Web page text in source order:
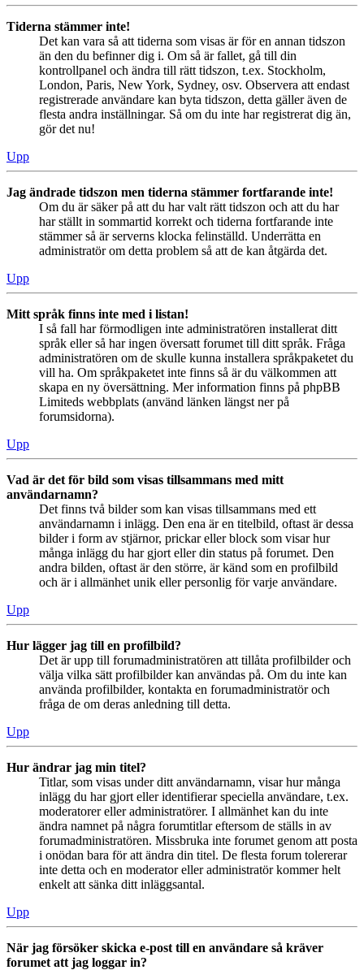
Tiderna stämmer inte!
Det kan vara så att tiderna som visas är för en annan tidszon
än den du befinner dig i. Om så är fallet, gå till din
kontrollpanel och ändra till rätt tidszon, t.ex. Stockholm,
London, Paris, New York, Sydney, osv. Observera att endast
registrerade användare kan byta tidszon, detta gäller även de
flesta andra inställningar. Så om du inte har registrerat dig än,
gör det nu!
Upp
Jag ändrade tidszon men tiderna stämmer fortfarande inte!
Om du är säker på att du har valt rätt tidszon och att du har
har ställt in sommartid korrekt och tiderna fortfarande inte
stämmer så är serverns klocka felinställd. Underrätta en
administratör om detta problem så att de kan åtgärda det.
Upp
Mitt språk finns inte med i listan!
I så fall har förmodligen inte administratören installerat ditt
språk eller så har ingen översatt forumet till ditt språk. Fråga
administratören om de skulle kunna installera språkpaketet du
vill ha. Om språkpaketet inte finns så är du välkommen att
skapa en ny översättning. Mer information finns på phpBB
Limiteds webbplats (använd länken längst ner på
forumsidorna).
Upp
Vad är det för bild som visas tillsammans med mitt
användarnamn?
Det finns två bilder som kan visas tillsammans med ett
användarnamn i inlägg. Den ena är en titelbild, oftast är dessa
bilder i form av stjärnor, prickar eller block som visar hur
många inlägg du har gjort eller din status på forumet. Den
andra bilden, oftast är den större, är känd som en profilbild
och är i allmänhet unik eller personlig för varje användare.
Upp
Hur lägger jag till en profilbild?
Det är upp till forumadministratören att tillåta profilbilder och
välja vilka sätt profilbilder kan användas på. Om du inte kan
använda profilbilder, kontakta en forumadministratör och
fråga de om deras anledning till detta.
Upp
Hur ändrar jag min titel?
Titlar, som visas under ditt användarnamn, visar hur många
inlägg du har gjort eller identifierar speciella användare, t.ex.
moderatorer eller administratörer. I allmänhet kan du inte
ändra namnet på några forumtitlar eftersom de ställs in av
forumadministratören. Missbruka inte forumet genom att posta
i onödan bara för att ändra din titel. De flesta forum tolererar
inte detta och en moderator eller administratör kommer helt
enkelt att sänka ditt inläggsantal.
Upp
När jag försöker skicka e-post till en användare så kräver
forumet att jag loggar in?